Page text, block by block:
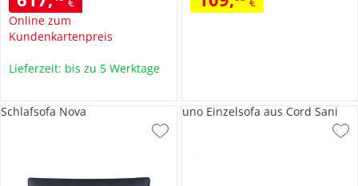
Online zum
Kundenkartenpreis
Lieferzeit: bis zu 5 Werktage
Schlafsofa Nova uno Einzelsofa aus Cord Sani